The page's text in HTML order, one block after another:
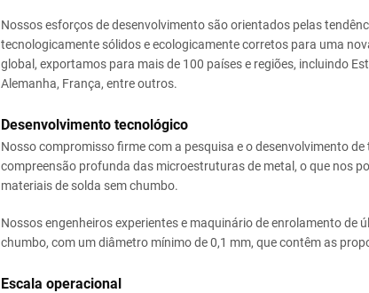
Nossos esforços de desenvolvimento são orientados pelas
tecnologicamente sólidos e ecologicamente corretos para uma
global, exportamos para mais de 100 países e regiões, incluindo
Alemanha, França, entre outros.
Desenvolvimento tecnológico
Nosso compromisso firme com a pesquisa e o desenvolvimento
compreensão profunda das microestruturas de metal, o que nos
materiais de solda sem chumbo.
Nossos engenheiros experientes e maquinário de enrolamento de
chumbo, com um diâmetro mínimo de 0,1 mm, que contêm as
Escala operacional